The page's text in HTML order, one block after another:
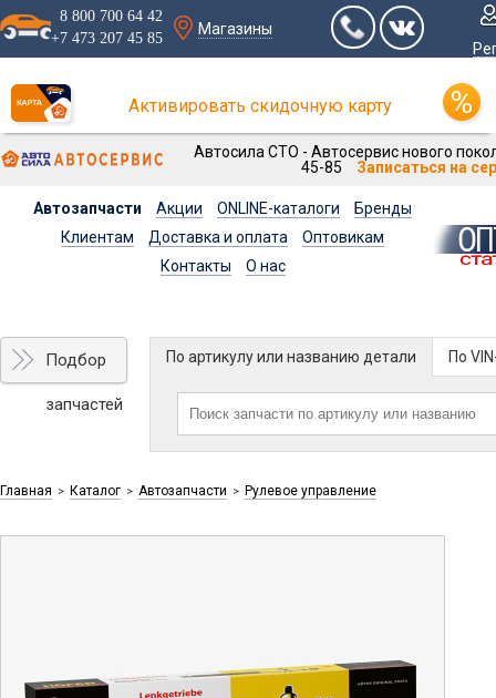
8 800 700 64 42
+7 473 207 45 85
Магазины
Активировать скидочную карту
Автосила СТО - Автосервис нового
45-85
Записаться на
Автозапчасти Акции ONLINE-каталоги
Бренды
Клиентам
Доставка и оплата
Оптовикам
Контакты
О нас
Подбор
запчастей
По артикулу или названию детали По
Главная > Каталог > Автозапчасти > Рулевое управление